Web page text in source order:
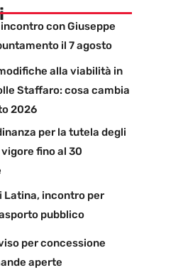
con Giuseppe
il 7 agosto
alla viabilità in
Staffaro: cosa cambia
2026
per la tutela degli
fino al 30
Latina, incontro per
pubblico
per concessione
aperte